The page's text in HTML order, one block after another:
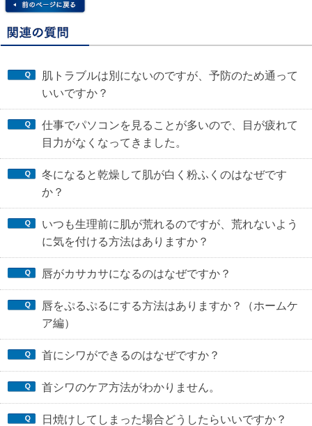
肌トラブルは別にないのですが、予防のため通って
いいですか？
仕事でパソコンを見ることが多いので、目が疲れて
目力がなくなってきました。
冬になると乾燥して肌が白く粉ふくのはなぜです
か？
いつも生理前に肌が荒れるのですが、荒れないよう
に気を付ける方法はありますか？
唇がカサカサになるのはなぜですか？
唇をぷるぷるにする方法はありますか？（ホームケ
ア編）
首にシワができるのはなぜですか？
首シワのケア方法がわかりません。
日焼けしてしまった場合どうしたらいいですか？